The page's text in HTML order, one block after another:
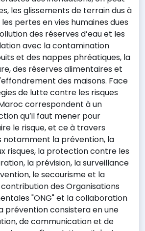
les glissements de terrain dus à
pertes en vies humaines dues
des réserves d’eau et les
avec la contamination
et des nappes phréatiques, la
des réserves alimentaires et
des maisons. Face
de lutte contre les risques
correspondent à un
qu’il faut mener pour
le risque, et ce à travers
notamment la prévention, la
risques, la protection contre les
la prévision, la surveillance
le secourisme et la
des Organisations
"ONG" et la collaboration
prévention consistera en une
de communication et de